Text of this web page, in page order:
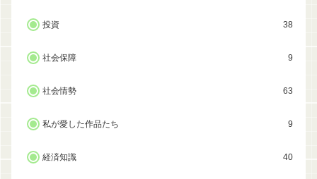
投資 38
社会保障 9
社会情勢 63
私が愛した作品たち 9
経済知識 40